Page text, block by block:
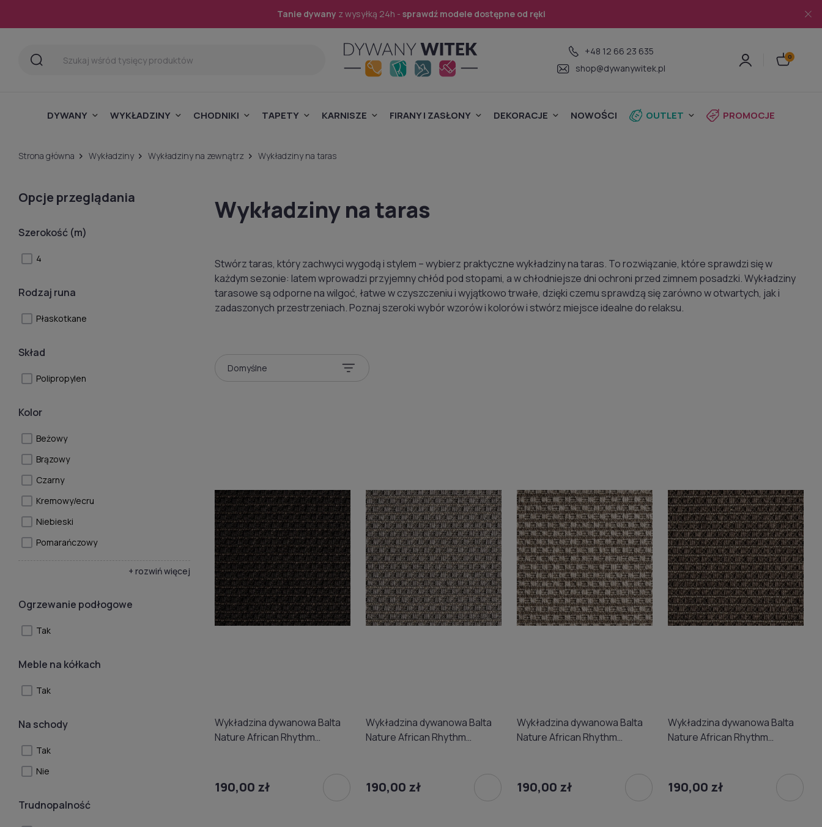
Tanie dywany z wysyłką 24h - sprawdź modele dostępne od ręki
+48 12 66 23 635
shop@dywanywitek.pl
DYWANY WYKŁADZINY CHODNIKI TAPETY KARNISZE FIRANY I ZASŁONY DEKORACJE NOWOŚCI OUTLET PROMOCJE
Strona główna Wykładziny Wykładziny na zewnątrz Wykładziny na taras
Opcje przeglądania
Szerokość (m)
4
Rodzaj runa
Płaskotkane
Skład
Polipropylen
Kolor
Beżowy
Brązowy
Czarny
Kremowy/ecru
Niebieski
Pomarańczowy
+ rozwiń więcej
Ogrzewanie podłogowe
Tak
Meble na kółkach
Tak
Na schody
Tak
Nie
Trudnopalność
Wykładziny na taras
Stwórz taras, który zachwyci wygodą i stylem – wybierz praktyczne wykładziny na taras. To rozwiązanie, które sprawdzi się w
każdym sezonie: latem wprowadzi przyjemny chłód pod stopami, a w chłodniejsze dni ochroni przed zimnem posadzki. Wykładziny
tarasowe są odporne na wilgoć, łatwe w czyszczeniu i wyjątkowo trwałe, dzięki czemu sprawdzą się zarówno w otwartych, jak i
zadaszonych przestrzeniach. Poznaj szeroki wybór wzorów i kolorów i stwórz miejsce idealne do relaksu.
Wykładzina dywanowa Balta
Nature African Rhythm
190,00 zł
Wykładzina dywanowa Balta
Nature African Rhythm
190,00 zł
Wykładzina dywanowa Balta
Nature African Rhythm
190,00 zł
Wykładzina dywanowa Balta
Nature African Rhythm
190,00 zł